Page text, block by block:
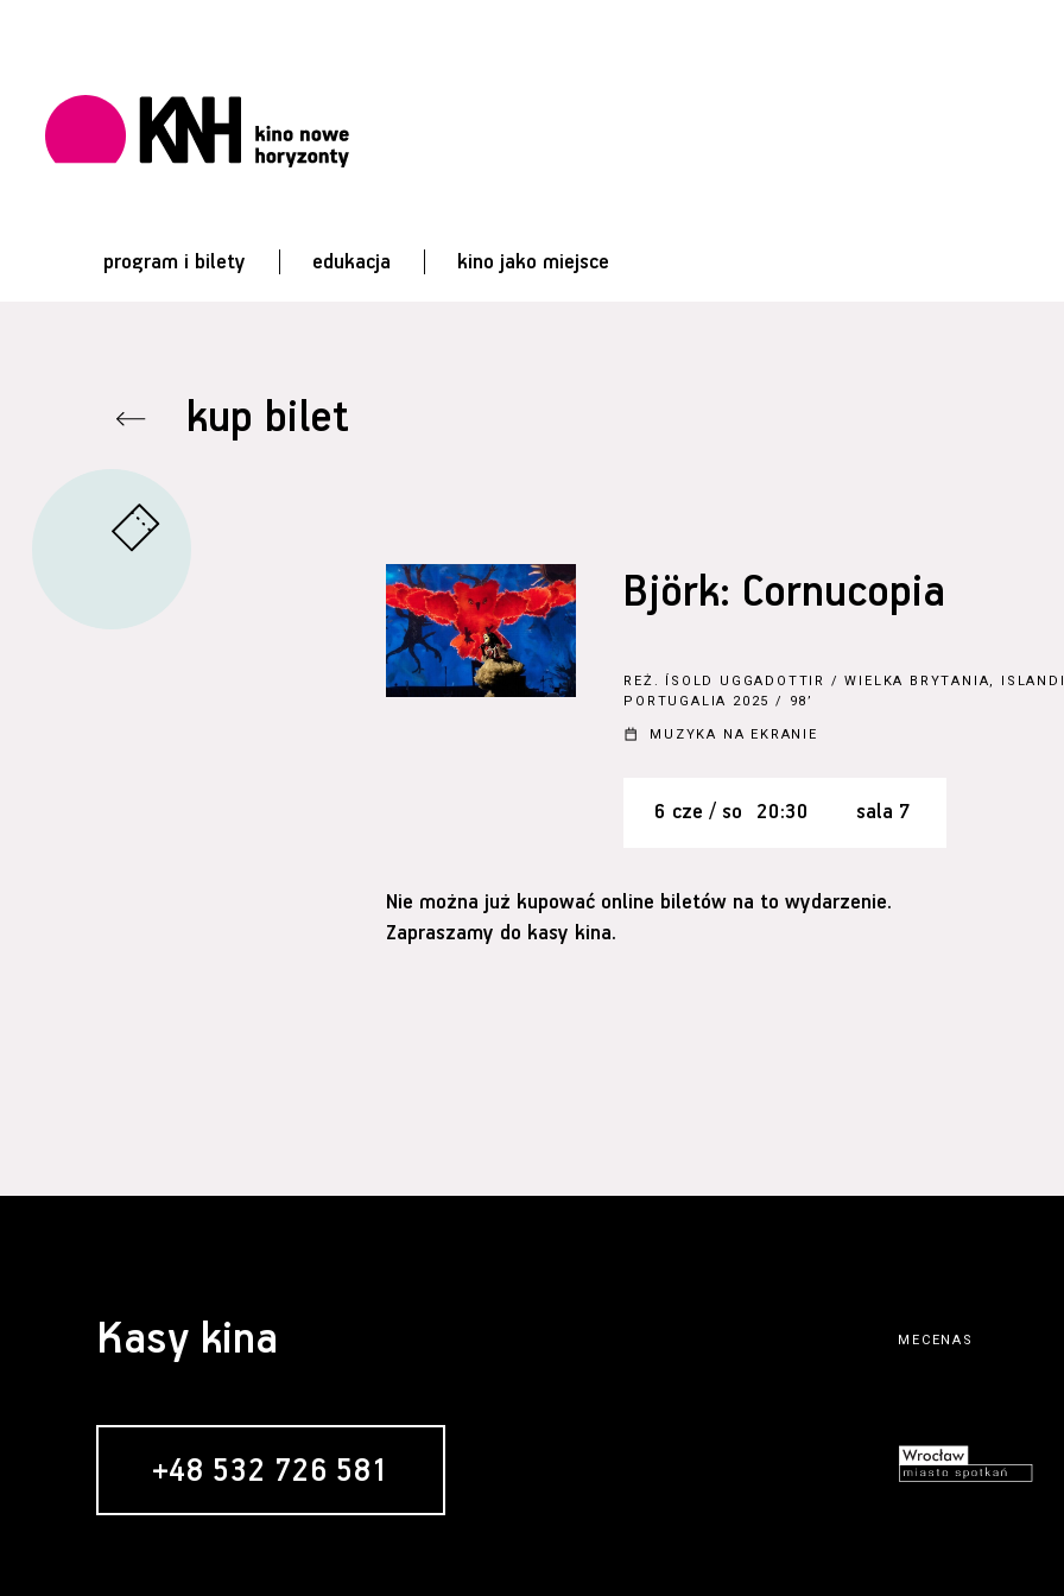
program i bilety edukacja kino jako miejsce
kup bilet
Björk: Cornucopia
REŻ. ÍSOLD UGGADOTTIR / WIELKA BRYTANIA,
PORTUGALIA 2025 / 98’
MUZYKA NA EKRANIE
6 cze / so 20:30 sala 7
Nie można już kupować online biletów na to wydarzenie.
Zapraszamy do kasy kina.
Kasy kina
+48 532 726 581
MECENAS